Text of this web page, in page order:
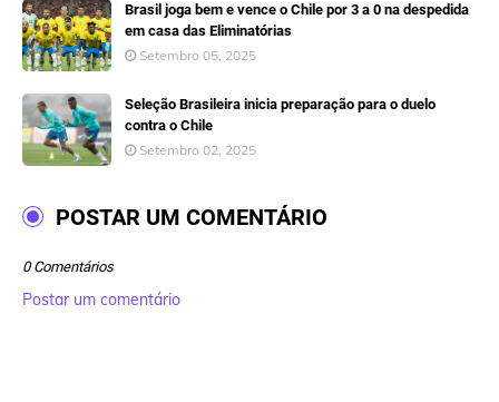
Brasil joga bem e vence o Chile por 3 a 0 na despedida
em casa das Eliminatórias
Setembro 05, 2025
Seleção Brasileira inicia preparação para o duelo
contra o Chile
Setembro 02, 2025
POSTAR UM COMENTÁRIO
0 Comentários
Postar um comentário